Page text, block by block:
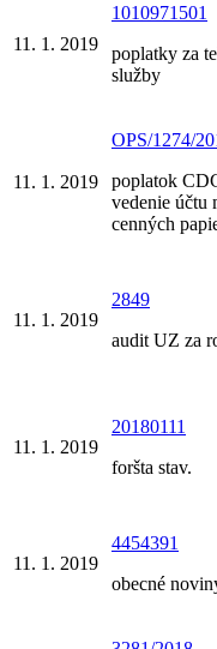
11. 1. 2019
1010971501
poplatky za
služby
11. 1. 2019
OPS/1274/
poplatok
vedenie účtu
cenných
11. 1. 2019
2849
audit UZ za
11. 1. 2019
20180111
foršta stav.
11. 1. 2019
4454391
obecné